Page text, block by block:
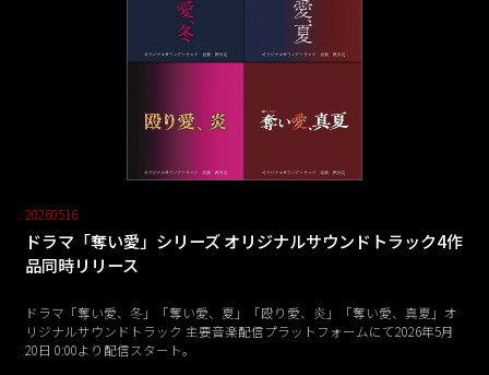
20260516
ドラマ「奪い愛」シリーズ オリジナルサウンドトラック4作
品同時リリース
ドラマ「奪い愛、冬」「奪い愛、夏」「殴り愛、炎」「奪い愛、真夏」オ
リジナルサウンドトラック 主要音楽配信プラットフォームにて2026年5月
20日 0:00より配信スタート。